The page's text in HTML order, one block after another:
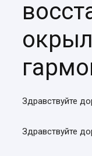
Здравствуйте
Здравствуйте